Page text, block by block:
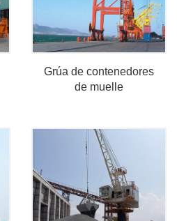
Grúa de contenedores
de muelle